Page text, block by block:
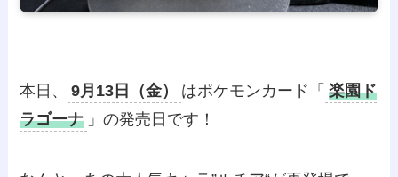
本日、 9月13日（金） はポケモンカード「 楽園ド
ラゴーナ 」の発売日です！